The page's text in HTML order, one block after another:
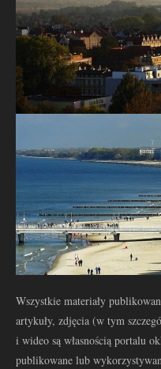
Wszystkie materiały
artykuły, zdjęcia (w tym
i wideo są własnością portalu
publikowane lub